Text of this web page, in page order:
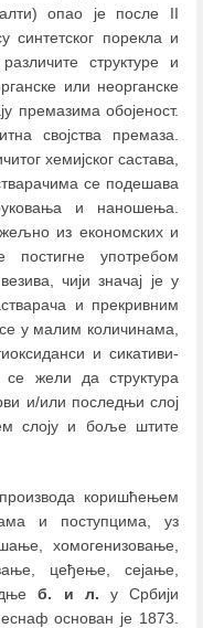
опао је после II
синтетског порекла и
структуре и
или неорганске
премазима обојеност.
својства премаза.
хемијског састава,
се подешава
и наношења.
из економских и
употребом
чији значај је у
и прекривним
у малим количинама,
и сикативи-
жели да структура
и/или последњи слој
слоју и боље штите
коришћењем
и поступцима, уз
хомогенизовање,
цеђење, сејање,
б. и л. у Србији
основан је 1873.